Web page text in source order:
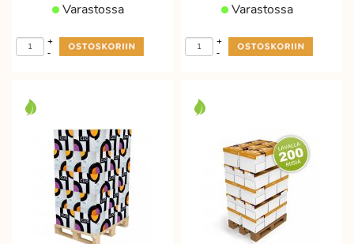
Varastossa
-
+
Varastossa
-
+